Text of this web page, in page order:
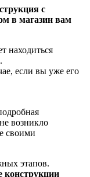
с
в магазин вам
находиться
если вы уже его
возникло
своими
этапов.
конструкции